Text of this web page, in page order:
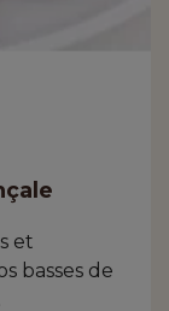
et
basses de